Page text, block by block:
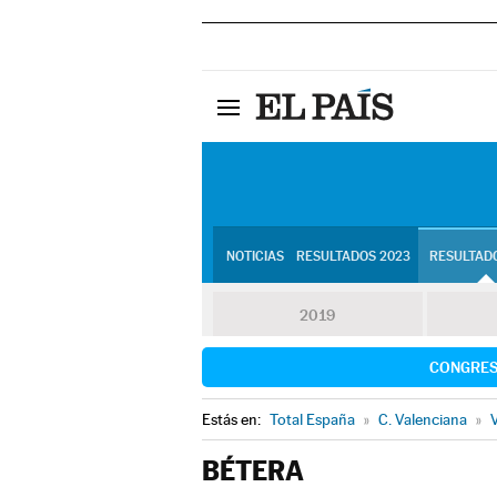
NOTICIAS RESULTADOS 2023
2019
Estás en: Total España » C. Valenciana »
BÉTERA